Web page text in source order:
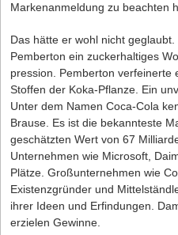
haben junge Unternehmen keine
Gerichtsverfahren. Doch es gibt
Möglichkeit, um nicht in die Falle
Freelancer beschäftigt statt
sich viele Freiheiten vor allem in
Homeoffice als Alternative?
Arbeiten von zuhause und nach
das ist längst keine Ausnahme
Arbeiten im Homeoffice gut
Arbeitgeber als auch den
verbunden. Doch auch hier
Markenanmeldung zu beachten
Das hätte er wohl nicht
Pemberton ein zuckerhaltiges
pression. Pemberton verfeinerte
Stoffen der Koka-Pflanze. Ein
Unter dem Namen Coca-Cola
Brause. Es ist die bekannteste
geschätzten Wert von 67
Unternehmen wie Microsoft,
Plätze. Großunternehmen wie
Existenzgründer und
ihrer Ideen und Erfindungen.
erzielen Gewinne.